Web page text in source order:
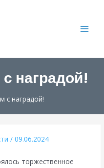
наградой!
с наградой!
/09.06.2024
торжественное